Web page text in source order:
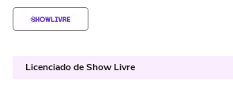
Licenciado de Show Livre